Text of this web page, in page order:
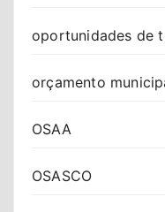
oportunidades de
orçamento
OSAA
OSASCO